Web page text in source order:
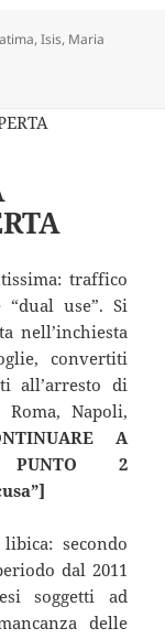
,Isis, Maria
“È MORTA”
traffico
use”. Si
nell’inchiesta
convertiti
all’arresto di
Napoli,
A
PUNTO 2
secondo
dal 2011
soggetti ad
delle